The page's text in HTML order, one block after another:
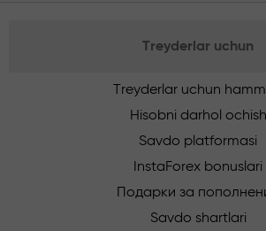
Treyderlar uchun
Treyderlar uchun
Hisobni darhol ochish
Savdo platformasi
InstaForex bonuslari
Подарки за
Savdo shartlari